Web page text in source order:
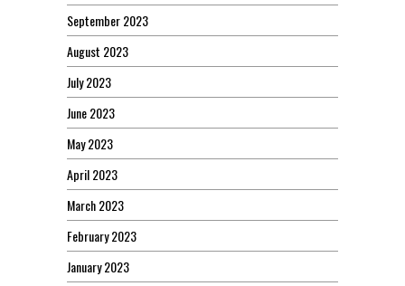
September 2023
August 2023
July 2023
June 2023
May 2023
April 2023
March 2023
February 2023
January 2023